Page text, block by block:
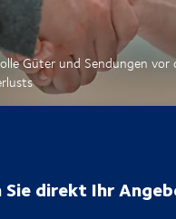
Güter und Sendungen vor
Sie direkt Ihr